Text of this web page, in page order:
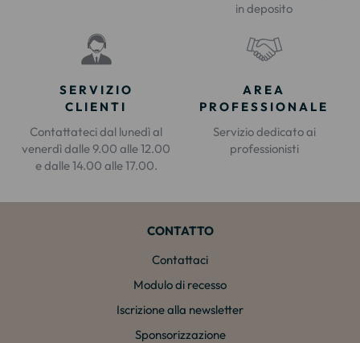
in deposito
SERVIZIO
CLIENTI
Contattateci dal lunedì al
venerdì dalle 9.00 alle 12.00
e dalle 14.00 alle 17.00.
AREA
PROFESSIONALE
Servizio dedicato ai
professionisti
CONTATTO
Contattaci
Modulo di recesso
Iscrizione alla newsletter
Sponsorizzazione